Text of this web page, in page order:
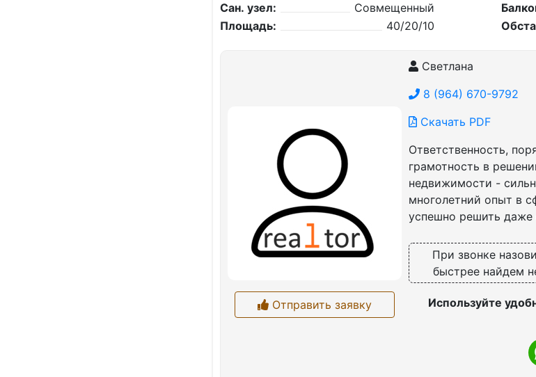
Сан. узел:
Совмещенный
Площадь:
40/20/10
Отправить заявку
Светлана
8 (964) 670-9792
Скачать PDF
Ответственность,
грамотность в
недвижимости -
многолетний опыт в
успешно решить
При звонке
быстрее найдем
Используйте